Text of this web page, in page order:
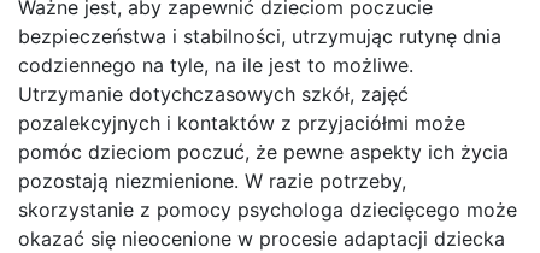
Ważne jest, aby zapewnić dzieciom poczucie
bezpieczeństwa i stabilności, utrzymując rutynę dnia
codziennego na tyle, na ile jest to możliwe.
Utrzymanie dotychczasowych szkół, zajęć
pozalekcyjnych i kontaktów z przyjaciółmi może
pomóc dzieciom poczuć, że pewne aspekty ich życia
pozostają niezmienione. W razie potrzeby,
skorzystanie z pomocy psychologa dziecięcego może
okazać się nieocenione w procesie adaptacji dziecka